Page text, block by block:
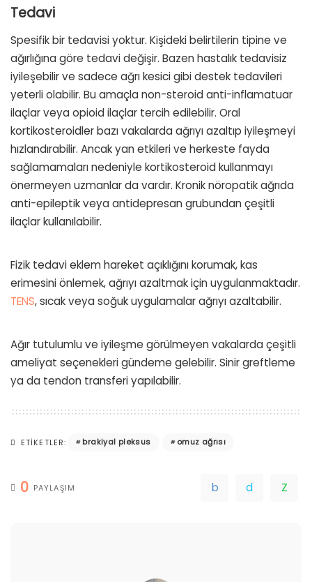
Tedavi
Spesifik bir tedavisi yoktur. Kişideki belirtilerin tipine ve
ağırlığına göre tedavi değişir. Bazen hastalık tedavisiz
iyileşebilir ve sadece ağrı kesici gibi destek tedavileri
yeterli olabilir. Bu amaçla non-steroid anti-inflamatuar
ilaçlar veya opioid ilaçlar tercih edilebilir. Oral
kortikosteroidler bazı vakalarda ağrıyı azaltıp iyileşmeyi
hızlandırabilir. Ancak yan etkileri ve herkeste fayda
sağlamamaları nedeniyle kortikosteroid kullanmayı
önermeyen uzmanlar da vardır. Kronik nöropatik ağrıda
anti-epileptik veya antidepresan grubundan çeşitli
ilaçlar kullanılabilir.
Fizik tedavi eklem hareket açıklığını korumak, kas
erimesini önlemek, ağrıyı azaltmak için uygulanmaktadır.
TENS, sıcak veya soğuk uygulamalar ağrıyı azaltabilir.
Ağır tutulumlu ve iyileşme görülmeyen vakalarda çeşitli
ameliyat seçenekleri gündeme gelebilir. Sinir greftleme
ya da tendon transferi yapılabilir.
ETIKETLER: brakiyal pleksus omuz ağrısı
0 PAYLAŞIM